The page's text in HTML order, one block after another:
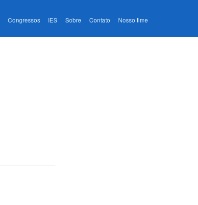
Congressos IES Sobre Contato Nosso time